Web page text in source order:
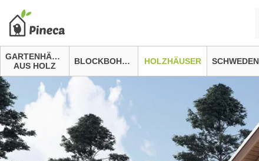
GARTENHÄUSER
AUS HOLZ
BLOCKBOHLENHÄUSER HOLZHÄUSER